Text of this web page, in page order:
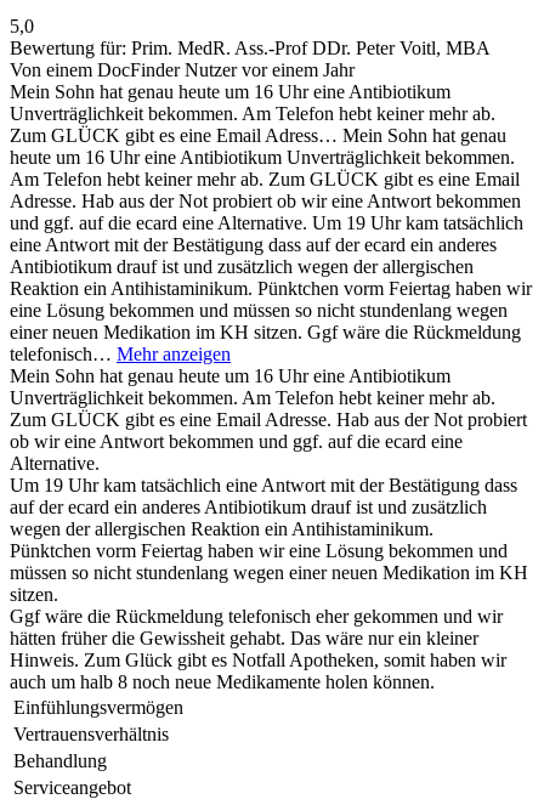
5,0
Bewertung für: Prim. MedR. Ass.-Prof DDr. Peter Voitl, MBA
Von einem DocFinder Nutzervor einem Jahr
Mein Sohn hat genau heute um 16 Uhr eine Antibiotikum
Unverträglichkeit bekommen. Am Telefon hebt keiner mehr ab.
Zum GLÜCK gibt es eine Email Adress… Mein Sohn hat genau
heute um 16 Uhr eine Antibiotikum Unverträglichkeit bekommen.
Am Telefon hebt keiner mehr ab. Zum GLÜCK gibt es eine Email
Adresse. Hab aus der Not probiert ob wir eine Antwort bekommen
und ggf. auf die ecard eine Alternative. Um 19 Uhr kam tatsächlich
eine Antwort mit der Bestätigung dass auf der ecard ein anderes
Antibiotikum drauf ist und zusätzlich wegen der allergischen
Reaktion ein Antihistaminikum. Pünktchen vorm Feiertag haben wir
eine Lösung bekommen und müssen so nicht stundenlang wegen
einer neuen Medikation im KH sitzen. Ggf wäre die Rückmeldung
telefonisch… Mehr anzeigen
Mein Sohn hat genau heute um 16 Uhr eine Antibiotikum
Unverträglichkeit bekommen. Am Telefon hebt keiner mehr ab.
Zum GLÜCK gibt es eine Email Adresse. Hab aus der Not probiert
ob wir eine Antwort bekommen und ggf. auf die ecard eine
Alternative.
Um 19 Uhr kam tatsächlich eine Antwort mit der Bestätigung dass
auf der ecard ein anderes Antibiotikum drauf ist und zusätzlich
wegen der allergischen Reaktion ein Antihistaminikum.
Pünktchen vorm Feiertag haben wir eine Lösung bekommen und
müssen so nicht stundenlang wegen einer neuen Medikation im KH
sitzen.
Ggf wäre die Rückmeldung telefonisch eher gekommen und wir
hätten früher die Gewissheit gehabt. Das wäre nur ein kleiner
Hinweis. Zum Glück gibt es Notfall Apotheken, somit haben wir
auch um halb 8 noch neue Medikamente holen können.
Einfühlungsvermögen
Vertrauensverhältnis
Behandlung
Serviceangebot